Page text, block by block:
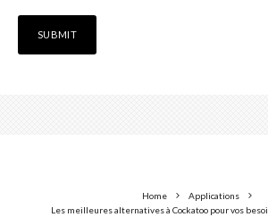
Home
Applications
Les meilleures alternatives à Cockatoo pour vos